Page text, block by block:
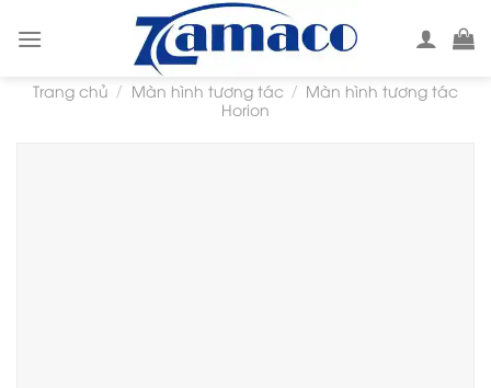
Trang chủ / Màn hình tương tác / Màn hình tương tác
Horion